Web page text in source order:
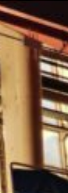
der
Essen und
und